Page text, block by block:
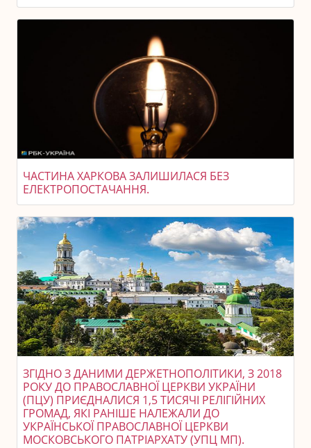
ЧАСТИНА ХАРКОВА ЗАЛИШИЛАСЯ БЕЗ
ЕЛЕКТРОПОСТАЧАННЯ.
ЗГІДНО З ДАНИМИ ДЕРЖЕТНОПОЛІТИКИ, З 2018
РОКУ ДО ПРАВОСЛАВНОЇ ЦЕРКВИ УКРАЇНИ
(ПЦУ) ПРИЄДНАЛИСЯ 1,5 ТИСЯЧІ РЕЛІГІЙНИХ
ГРОМАД, ЯКІ РАНІШЕ НАЛЕЖАЛИ ДО
УКРАЇНСЬКОЇ ПРАВОСЛАВНОЇ ЦЕРКВИ
МОСКОВСЬКОГО ПАТРІАРХАТУ (УПЦ МП).